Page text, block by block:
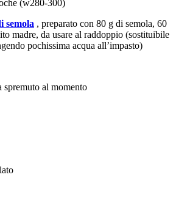
(w280-300)
semola , preparato con 80 g di semola, 60
madre, da usare al raddoppio (sostituibile
pochissima acqua all’impasto)
spremuto al momento